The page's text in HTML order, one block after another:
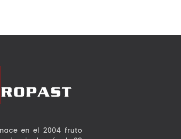
en el 2004 fruto